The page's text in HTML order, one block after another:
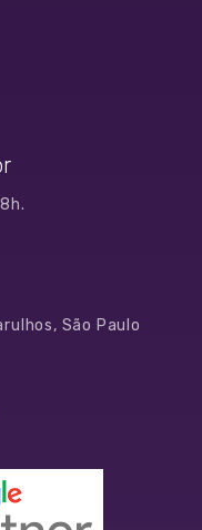
São Paulo